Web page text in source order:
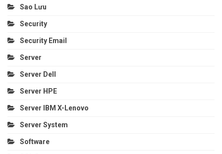
Sao Lưu
Security
Security Email
Server
Server Dell
Server HPE
Server IBM X-Lenovo
Server System
Software